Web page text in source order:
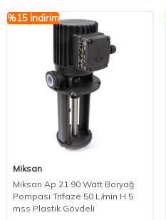
%15 İndirim
Miksan
Miksan Ap 21 90 Watt Boryağ
Pompası Trifaze 50 L/min H 5
mss Plastik Gövdeli